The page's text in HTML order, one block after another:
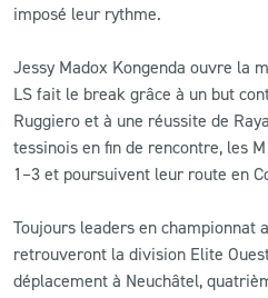
MATCH DES CELEBRITES
PRESSE ET MEDIAS
imposé leur rythme.
Jessy Madox Kongenda ouvre la
LS fait le break grâce à un but
Ruggiero et à une réussite de
tessinois en fin de rencontre, les
1–3 et poursuivent leur route en
Toujours leaders en championnat
retrouveront la division Elite
déplacement à Neuchâtel,